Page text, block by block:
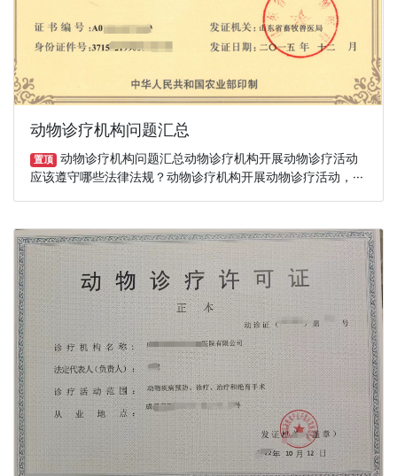
动物诊疗机构问题汇总
置顶 动物诊疗机构问题汇总动物诊疗机构开展动物诊疗活动
应该遵守哪些法律法规？动物诊疗机构开展动物诊疗活动，···